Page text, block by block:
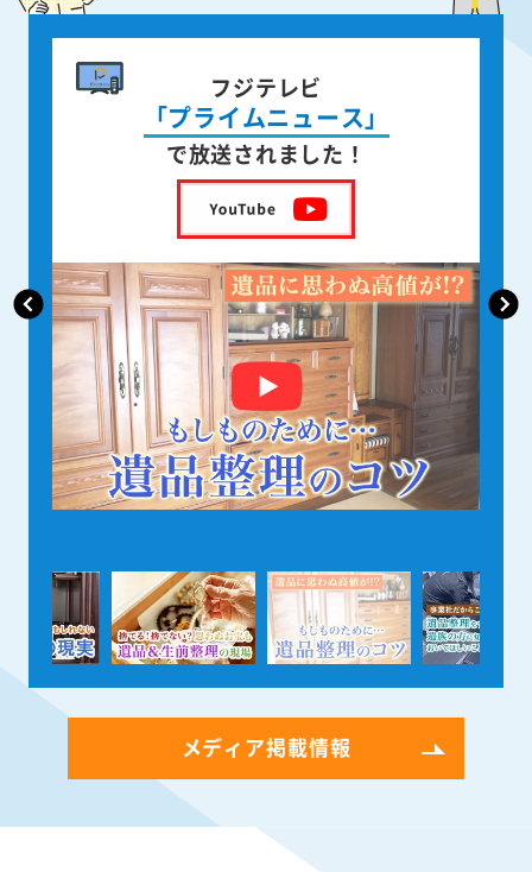
書籍出版
身近な人が
亡くなった後の遺品整理
を出版しました！
メディア掲載情報